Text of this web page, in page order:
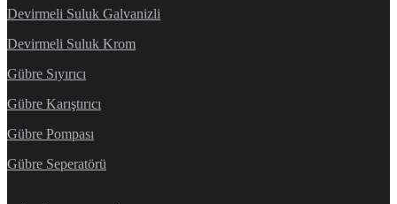
Devirmeli Suluk Galvanizli
Devirmeli Suluk Krom
Gübre Sıyırıcı
Gübre Karıştırıcı
Gübre Pompası
Gübre Seperatörü